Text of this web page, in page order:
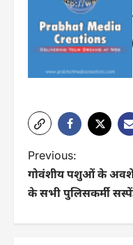
P
o
Previous:
गोवंशीय पशुओं के अवशेष
के सभी पुलिसकर्मी